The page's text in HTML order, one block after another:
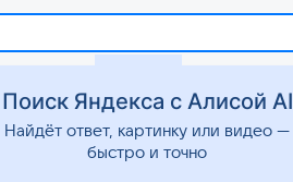
Гороскопы Стиль жизни
Поиск Яндекса с Алисой AI
Найдёт ответ, картинку или видео —
быстро и точно